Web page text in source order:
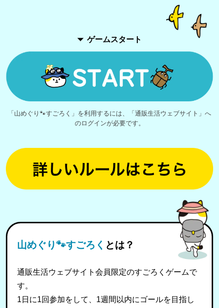
ゲームスタート
「山めぐり🐾すごろく」を利用するには、「通販生活ウェブサイト」へ
のログインが必要です。
山めぐり🐾すごろく とは？
通販生活ウェブサイト会員限定のすごろくゲームで
す。
1日に1回参加をして、1週間以内にゴールを目指し